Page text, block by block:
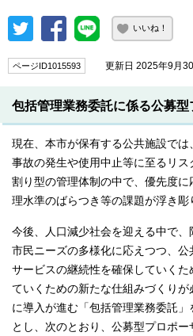
いいね！
ページID1015593 更新日 2025年9月
包括管理業務委託に係る公募
現在、本市が保有する公共施設で
事故の発生や使用中止等に至るリ
割り型の管理体制の中で、優先度
理水準のばらつき等の課題が浮き彫
今後、人口減少社会を迎える中で
市民ニーズの多様化に応えつつ、
サービスの継続性を確保していく
ていくための新たな仕組みづくり
に導入が進む「包括管理業務委託
とし、次のとおり、公募型プロポ